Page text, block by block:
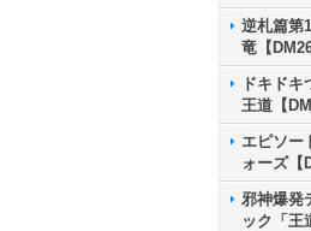
逆札篇第
竜【
ドキドキ
王道【
エピソー
ォーズ【
邪神爆発
ック「王